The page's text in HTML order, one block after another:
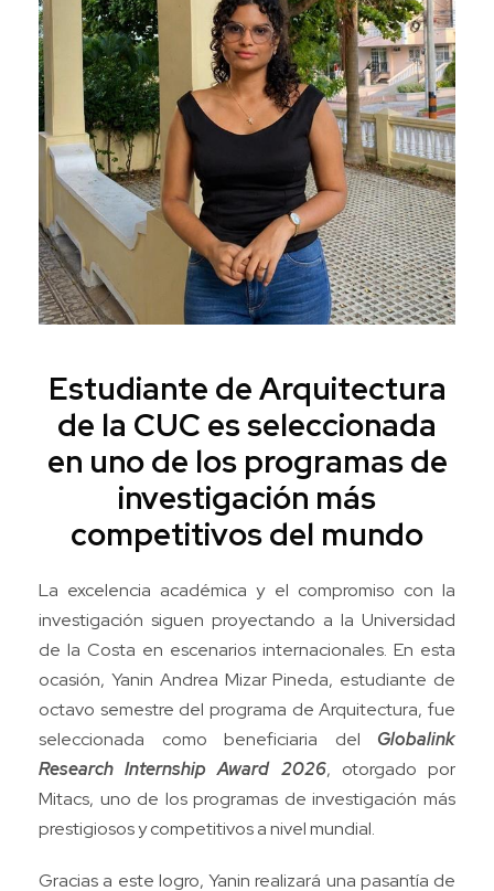
Estudiante de Arquitectura
de la CUC es seleccionada
en uno de los programas de
investigación más
competitivos del mundo
La excelencia académica y el compromiso con la
investigación siguen proyectando a la Universidad
de la Costa en escenarios internacionales. En esta
ocasión, Yanin Andrea Mizar Pineda, estudiante de
octavo semestre del programa de Arquitectura, fue
seleccionada como beneficiaria del Globalink
Research Internship Award 2026, otorgado por
Mitacs, uno de los programas de investigación más
prestigiosos y competitivos a nivel mundial.
Gracias a este logro, Yanin realizará una pasantía de